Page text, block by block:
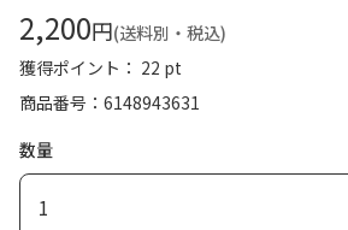
2,200円(送料別・税込)
獲得ポイント： 22 pt
商品番号
6148943631
数量
1